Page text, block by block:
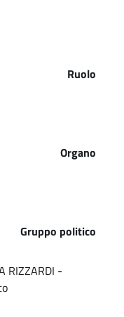
Ruolo
Organo
Gruppo politico
RIZZARDI -